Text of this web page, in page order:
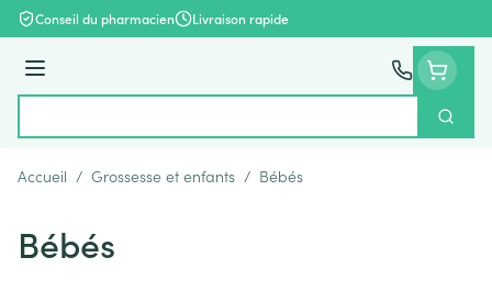
Aller au contenu
Conseil du pharmacien Livraison rapide
Menu
Accueil / Grossesse et enfants / Bébés
Bébés